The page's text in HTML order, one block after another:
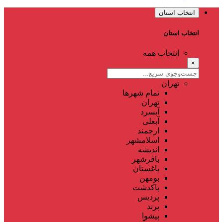
انتخاب استان
انتخاب استان
انتخاب همه
×
تهران
تمام شهر‌ها
تهران
آبسرد
آبعلی
ارجمند
اسلامشهر
اندیشه
باقرشهر
باغستان
بومهن
پاکدشت
پردیس
پرند
پیشوا